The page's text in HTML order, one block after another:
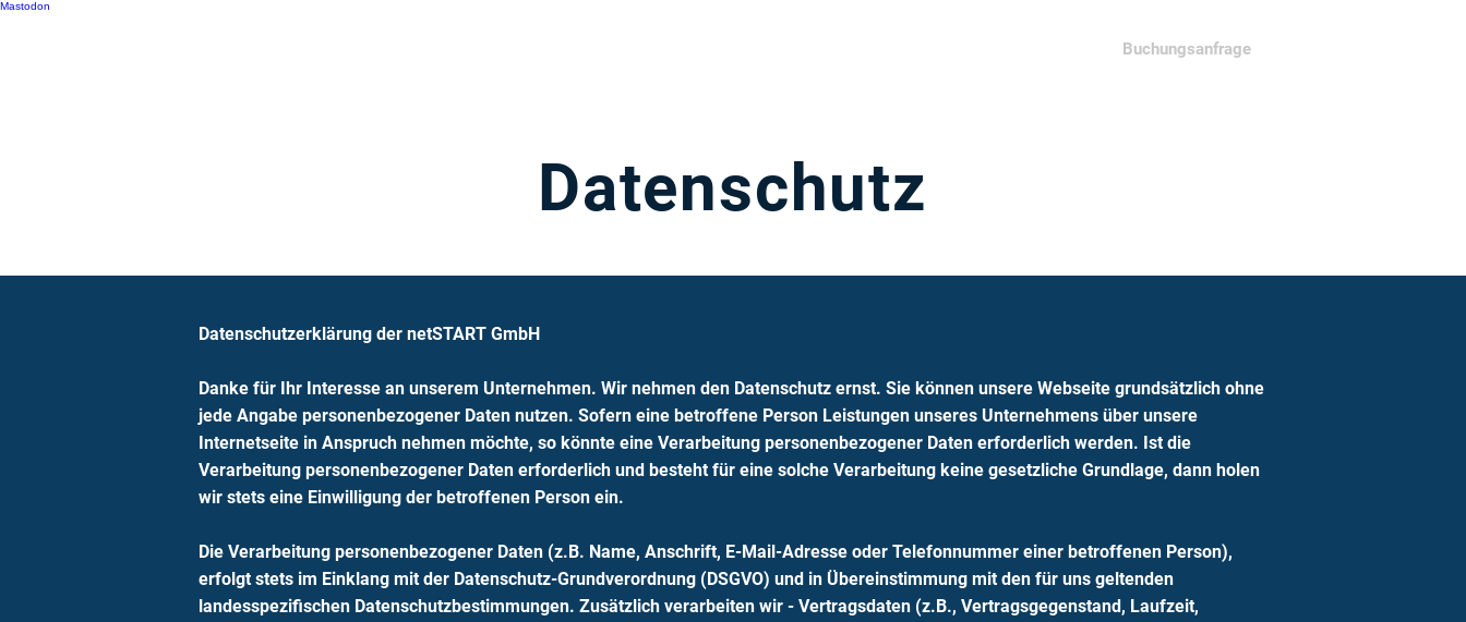
Mastodon
Buchungsanfrage
Datenschutz
Datenschutzerklärung der netSTART GmbH
Danke für Ihr Interesse an unserem Unternehmen. Wir nehmen den Datenschutz ernst. Sie können unsere Webseite grundsätzlich ohne
jede Angabe personenbezogener Daten nutzen. Sofern eine betroffene Person Leistungen unseres Unternehmens über unsere
Internetseite in Anspruch nehmen möchte, so könnte eine Verarbeitung personenbezogener Daten erforderlich werden. Ist die
Verarbeitung personenbezogener Daten erforderlich und besteht für eine solche Verarbeitung keine gesetzliche Grundlage, dann holen
wir stets eine Einwilligung der betroffenen Person ein.
Die Verarbeitung personenbezogener Daten (z.B. Name, Anschrift, E-Mail-Adresse oder Telefonnummer einer betroffenen Person),
erfolgt stets im Einklang mit der Datenschutz-Grundverordnung (DSGVO) und in Übereinstimmung mit den für uns geltenden
landesspezifischen Datenschutzbestimmungen. Zusätzlich verarbeiten wir - Vertragsdaten (z.B., Vertragsgegenstand, Laufzeit,